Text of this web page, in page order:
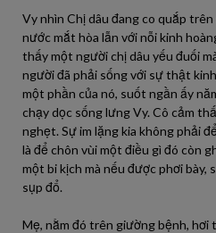
Vy nhìn Chị dâu đang co quắp
nước mắt hòa lẫn với nỗi kinh
thấy một người chị dâu yếu đuối
người đã phải sống với sự thật
một phần của nó, suốt ngần ấy
chạy dọc sống lưng Vy. Cô cảm
nghẹt. Sự im lặng kia không phải
là để chôn vùi một điều gì đó còn
một bi kịch mà nếu được phơi bày,
sụp đổ.
Mẹ, nằm đó trên giường bệnh,